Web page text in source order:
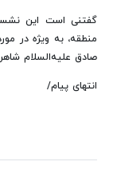
گفتنی است این
منطقه، به ویژه در
صادق علیه‌السلام
انتهای پیام/